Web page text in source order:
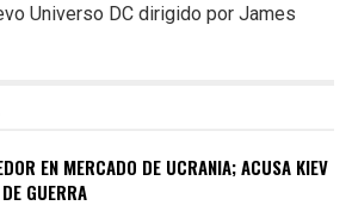
Universo DC dirigido por James
EN MERCADO DE UCRANIA; ACUSA KIEV
GUERRA